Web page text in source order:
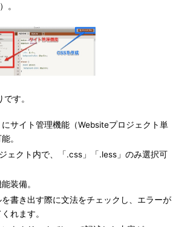
。
す。
サイト管理機能（Websiteプロジェクト単
。
ェクト内で、「.css」「.less」のみ選択可
装備。
書き出す際に文法をチェックし、エラーが
れます。